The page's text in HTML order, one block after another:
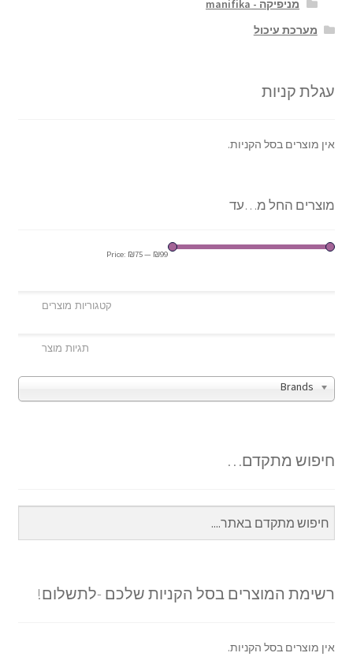
מניפיקה - manifika
מערכת עיכול
עגלת קניות
אין מוצרים בסל הקניות.
מוצרים החל מ…עד
Price: ₪75— ₪99
Brands
חיפוש מתקדם…
רשימת המוצרים בסל הקניות שלכם -לתשלום!
אין מוצרים בסל הקניות.